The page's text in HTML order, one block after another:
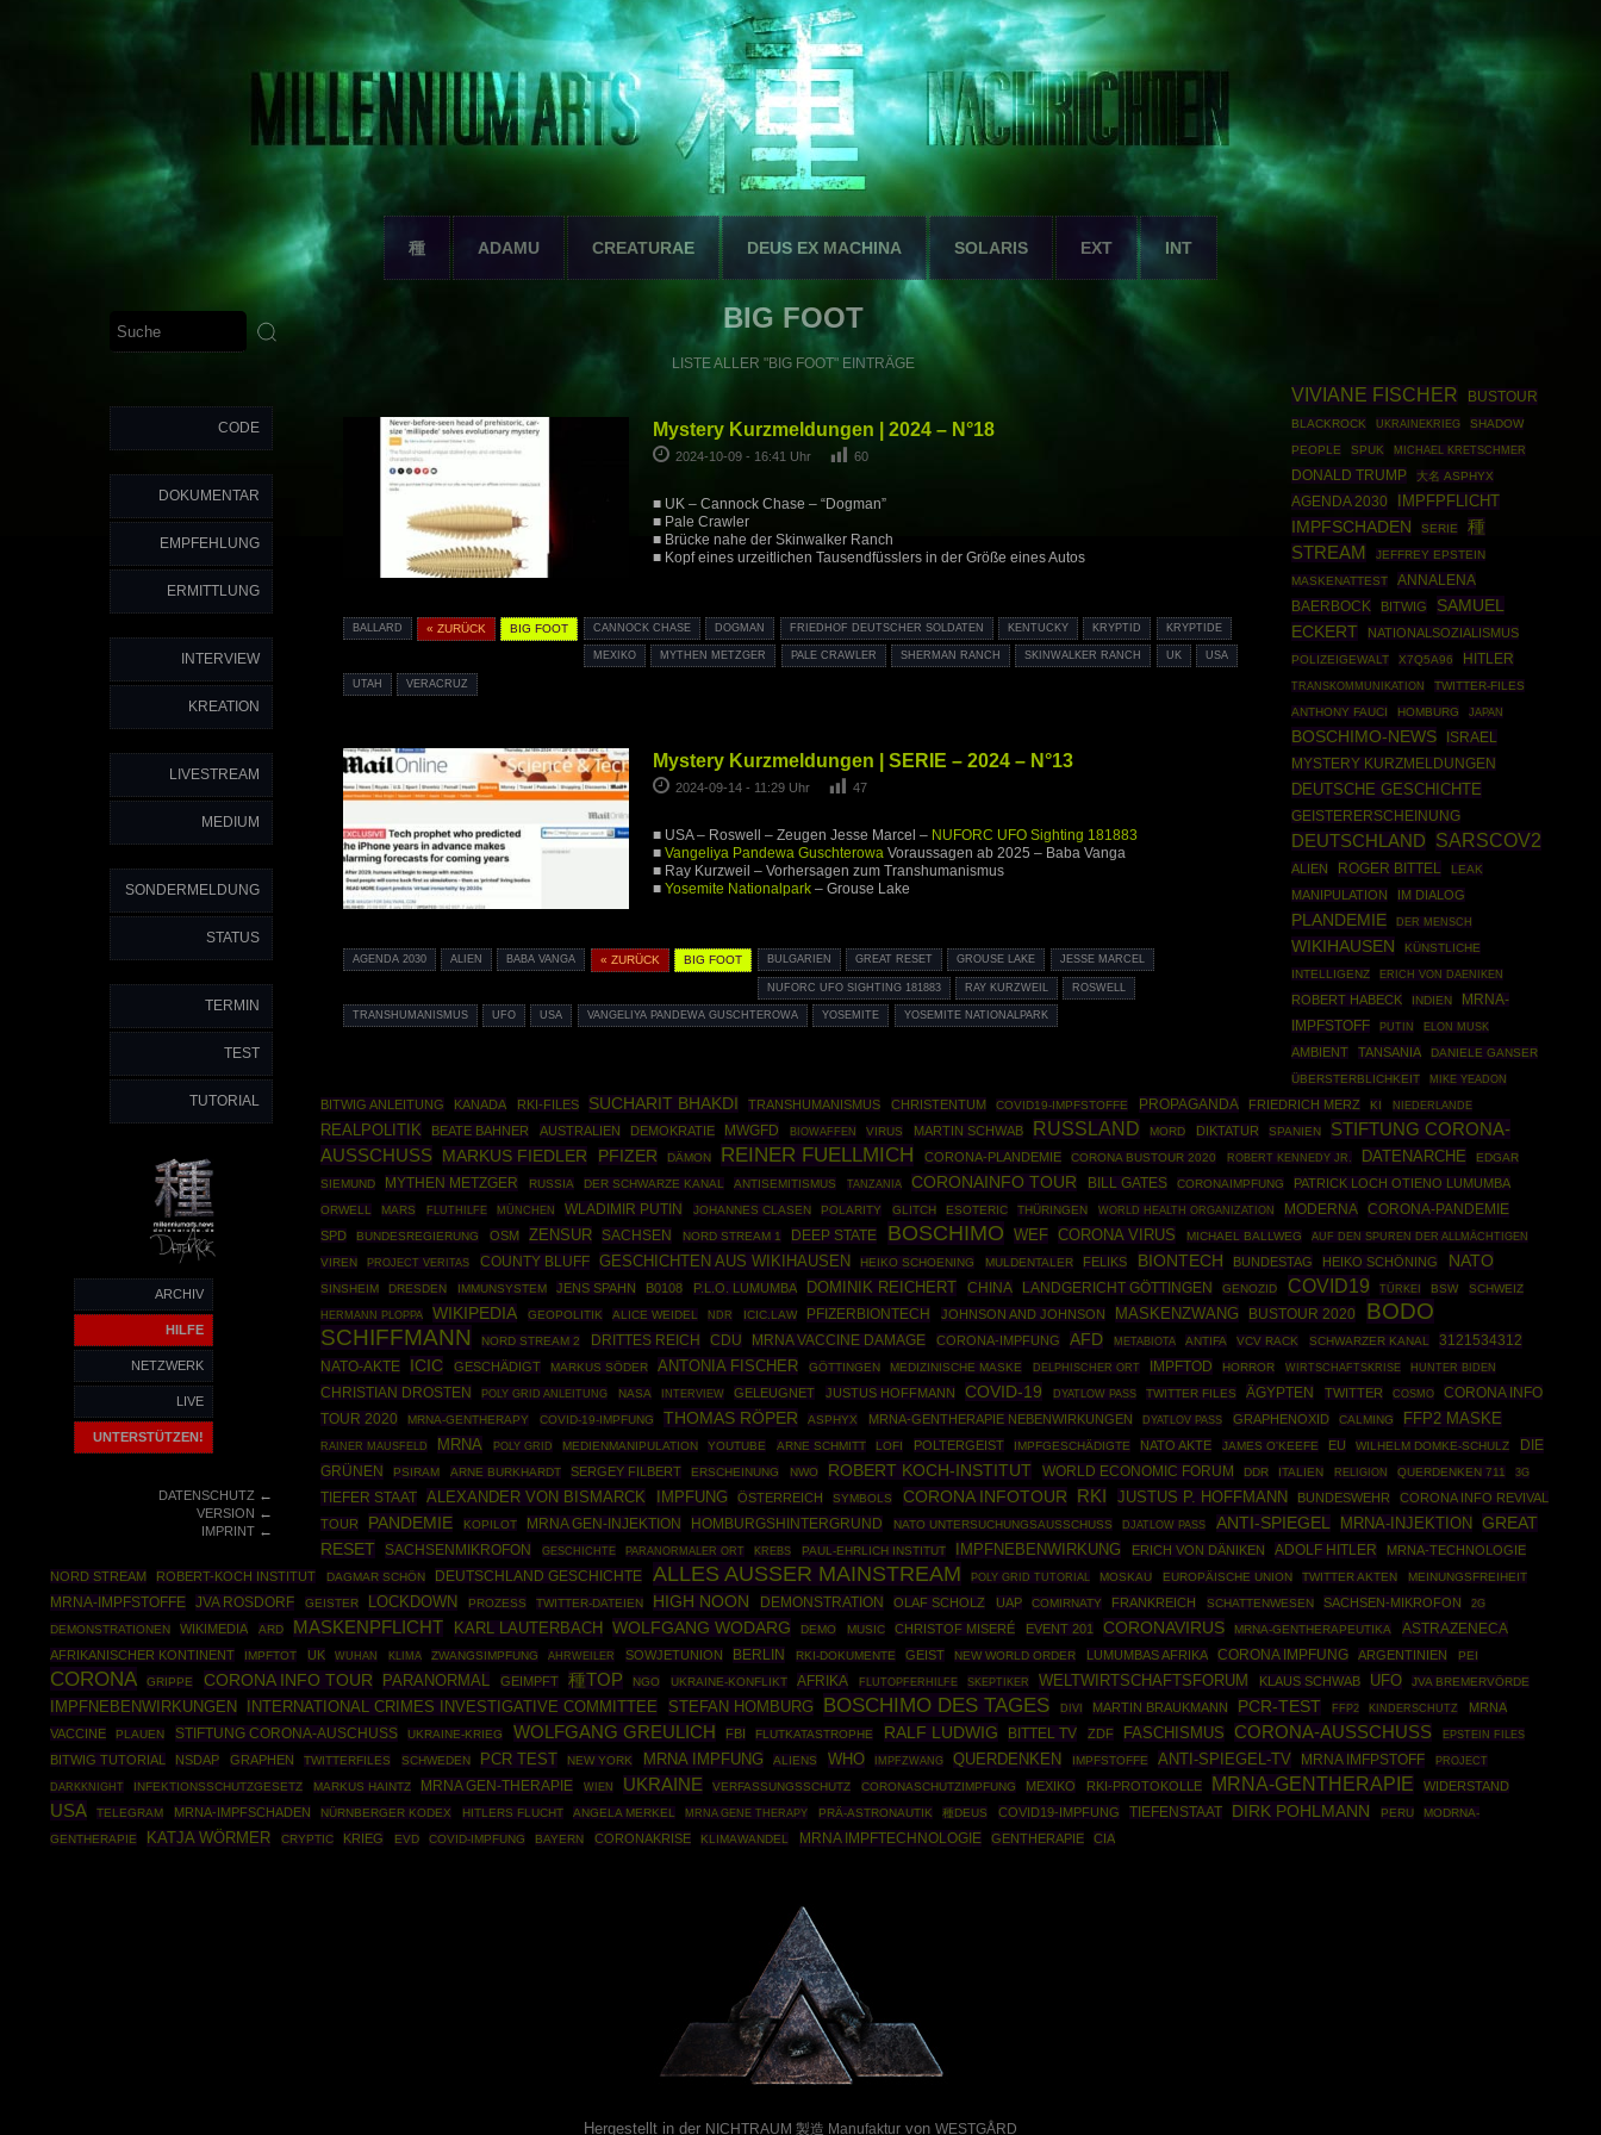
種 ADAMU CREATURAE DEUS EX MACHINA SOLARIS EXT INT
CODE
DOKUMENTAR
EMPFEHLUNG
ERMITTLUNG
INTERVIEW
KREATION
LIVESTREAM
MEDIUM
SONDERMELDUNG
STATUS
TERMIN
TEST
TUTORIAL
ARCHIV
HILFE
NETZWERK
LIVE
UNTERSTÜTZEN!
DATENSCHUTZ←
VERSION ←
IMPRINT←
BIG FOOT
LISTE ALLER "BIG FOOT" EINTRÄGE
Mystery Kurzmeldungen | 2024 – N°18
2024-10-09 - 16:41 Uhr 60
■ UK – Cannock Chase – “Dogman”
■ Pale Crawler
■ Brücke nahe der Skinwalker Ranch
■ Kopf eines urzeitlichen Tausendfüsslers in der Größe eines Autos
BALLARD « ZURÜCK BIG FOOT CANNOCK CHASE DOGMAN FRIEDHOF DEUTSCHER SOLDATEN KENTUCKY KRYPTID KRYPTIDE
MEXIKO MYTHEN METZGER PALE CRAWLER SHERMAN RANCH SKINWALKER RANCH UK USA
UTAH VERACRUZ
Mystery Kurzmeldungen | SERIE – 2024 – N°13
2024-09-14 - 11:29 Uhr 47
■ USA – Roswell – Zeugen Jesse Marcel – NUFORC UFO Sighting 181883
■ Vangeliya Pandewa GuschterowaVoraussagen ab 2025 – Baba Vanga
■ Ray Kurzweil – Vorhersagen zum Transhumanismus
■ Yosemite Nationalpark– Grouse Lake
AGENDA 2030 ALIEN BABA VANGA « ZURÜCK BIG FOOT BULGARIEN GREAT RESET GROUSE LAKE JESSE MARCEL
NUFORC UFO SIGHTING 181883 RAY KURZWEIL ROSWELL
TRANSHUMANISMUS UFO USA VANGELIYA PANDEWA GUSCHTEROWA YOSEMITE YOSEMITE NATIONALPARK
VIVIANE FISCHER BUSTOUR
BLACKROCK UKRAINEKRIEG
SHADOW
PEOPLE
SPUK MICHAEL KRETSCHMER
DONALD TRUMP 大名 ASPHYX
AGENDA 2030 IMPFPFLICHT
IMPFSCHADEN SERIE
種
STREAM
JEFFREY EPSTEIN
MASKENATTEST
ANNALENA
BAERBOCK
BITWIG
SAMUEL
ECKERT
NATIONALSOZIALISMUS
POLIZEIGEWALT X7Q5A96 HITLER
TRANSKOMMUNIKATION
TWITTER-FILES
ANTHONY FAUCI
HOMBURG JAPAN
BOSCHIMO-NEWS ISRAEL
MYSTERY KURZMELDUNGEN
DEUTSCHE GESCHICHTE
GEISTERERSCHEINUNG
DEUTSCHLAND SARSCOV2
ALIEN ROGER BITTEL LEAK
MANIPULATION IM DIALOG
PLANDEMIE DER MENSCH
WIKIHAUSEN
KÜNSTLICHE
INTELLIGENZ
ERICH VON DAENIKEN
ROBERT HABECK INDIEN
MRNA-
IMPFSTOFF
PUTIN ELON MUSK
AMBIENT TANSANIA
DANIELE GANSER
ÜBERSTERBLICHKEIT
MIKE YEADON
BITWIG ANLEITUNG KANADA RKI-FILES SUCHARIT BHAKDI TRANSHUMANISMUS CHRISTENTUM COVID19-IMPFSTOFFE PROPAGANDA FRIEDRICH MERZ KI NIEDERLANDE
REALPOLITIK BEATE BAHNER AUSTRALIEN DEMOKRATIE MWGFD BIOWAFFEN VIRUS MARTIN SCHWAB RUSSLAND MORD DIKTATUR SPANIEN
STIFTUNG CORONA-
AUSSCHUSS
MARKUS FIEDLER PFIZER DÄMON REINER FUELLMICH CORONA-PLANDEMIE CORONA BUSTOUR 2020 ROBERT KENNEDY JR. DATENARCHE
EDGAR
SIEMUND
MYTHEN METZGER RUSSIA DER SCHWARZE KANAL ANTISEMITISMUS TANZANIA CORONAINFO TOUR BILL GATES CORONAIMPFUNG PATRICK LOCH OTIENO LUMUMBA
ORWELL MARS FLUTHILFE MÜNCHEN WLADIMIR PUTIN JOHANNES CLASEN POLARITY GLITCH ESOTERIC THÜRINGEN WORLD HEALTH ORGANIZATION MODERNA CORONA-PANDEMIE
SPD BUNDESREGIERUNG OSM ZENSUR SACHSEN NORD STREAM 1 DEEP STATE BOSCHIMO WEF CORONA VIRUS MICHAEL BALLWEG AUF DEN SPUREN DER ALLMÄCHTIGEN
VIREN PROJECT VERITAS COUNTY BLUFF GESCHICHTEN AUS WIKIHAUSEN HEIKO SCHOENING MULDENTALER FELIKS BIONTECH BUNDESTAG HEIKO SCHÖNING NATO
SINSHEIM DRESDEN IMMUNSYSTEM JENS SPAHN B0108 P.L.O. LUMUMBA DOMINIK REICHERT CHINA LANDGERICHT GÖTTINGEN GENOZID COVID19 TÜRKEI BSW
SCHWEIZ
HERMANN PLOPPA
WIKIPEDIA GEOPOLITIK ALICE WEIDEL NDR ICIC.LAW PFIZERBIONTECH JOHNSON AND JOHNSON MASKENZWANG BUSTOUR 2020
BODO
SCHIFFMANN
NORD STREAM 2 DRITTES REICH CDU MRNA VACCINE DAMAGE CORONA-IMPFUNG AFD METABIOTA ANTIFA VCV RACK SCHWARZER KANAL 3121534312
NATO-AKTE ICIC GESCHÄDIGT MARKUS SÖDER ANTONIA FISCHER GÖTTINGEN MEDIZINISCHE MASKE DELPHISCHER ORT IMPFTOD HORROR WIRTSCHAFTSKRISE HUNTER BIDEN
CHRISTIAN DROSTEN POLY GRID ANLEITUNG NASA INTERVIEW GELEUGNET JUSTUS HOFFMANN COVID-19 DYATLOW PASS TWITTER FILES ÄGYPTEN TWITTER COSMO
CORONA INFO
TOUR 2020
MRNA-GENTHERAPY COVID-19-IMPFUNG THOMAS RÖPER ASPHYX MRNA-GENTHERAPIE NEBENWIRKUNGEN DYATLOV PASS GRAPHENOXID CALMING FFP2 MASKE
RAINER MAUSFELD MRNA POLY GRID MEDIENMANIPULATION YOUTUBE ARNE SCHMITT LOFI POLTERGEIST IMPFGESCHÄDIGTE NATO AKTE JAMES O'KEEFE EU WILHELM DOMKE-SCHULZ
DIE
GRÜNEN
PSIRAM ARNE BURKHARDT SERGEY FILBERT ERSCHEINUNG NWO ROBERT KOCH-INSTITUT WORLD ECONOMIC FORUM DDR ITALIEN RELIGION QUERDENKEN 711 3G
TIEFER STAAT ALEXANDER VON BISMARCK IMPFUNG ÖSTERREICH SYMBOLS CORONA INFOTOUR RKI JUSTUS P. HOFFMANN BUNDESWEHR
CORONA INFO REVIVAL
TOUR
PANDEMIE KOPILOT MRNA GEN-INJEKTION HOMBURGSHINTERGRUND NATO UNTERSUCHUNGSAUSSCHUSS DJATLOW PASS ANTI-SPIEGEL MRNA-INJEKTION
GREAT
RESET
SACHSENMIKROFON GESCHICHTE PARANORMALER ORT KREBS PAUL-EHRLICH INSTITUT IMPFNEBENWIRKUNG ERICH VON DÄNIKEN ADOLF HITLER
MRNA-TECHNOLOGIE
NORD STREAM
ROBERT-KOCH INSTITUT DAGMAR SCHÖN DEUTSCHLAND GESCHICHTE ALLES AUSSER MAINSTREAM POLY GRID TUTORIAL MOSKAU EUROPÄISCHE UNION TWITTER AKTEN MEINUNGSFREIHEIT
MRNA-IMPFSTOFFE JVA ROSDORF GEISTER LOCKDOWN PROZESS TWITTER-DATEIEN HIGH NOON DEMONSTRATION OLAF SCHOLZ UAP COMIRNATY FRANKREICH SCHATTENWESEN SACHSEN-MIKROFON 2G
DEMONSTRATIONEN WIKIMEDIA ARD MASKENPFLICHT KARL LAUTERBACH WOLFGANG WODARG DEMO MUSIC CHRISTOF MISERÉ EVENT 201 CORONAVIRUS MRNA-GENTHERAPEUTIKA ASTRAZENECA
AFRIKANISCHER KONTINENT IMPFTOT UK WUHAN KLIMA ZWANGSIMPFUNG AHRWEILER SOWJETUNION BERLIN RKI-DOKUMENTE GEIST NEW WORLD ORDER LUMUMBAS AFRIKA CORONA IMPFUNG ARGENTINIEN PEI
CORONA GRIPPE CORONA INFO TOUR PARANORMAL GEIMPFT 種TOP NGO UKRAINE-KONFLIKT AFRIKA FLUTOPFERHILFE SKEPTIKER WELTWIRTSCHAFTSFORUM KLAUS SCHWAB UFO JVA BREMERVÖRDE
IMPFNEBENWIRKUNGEN INTERNATIONAL CRIMES INVESTIGATIVE COMMITTEE STEFAN HOMBURG BOSCHIMO DES TAGES DIVI MARTIN BRAUKMANN PCR-TEST FFP2 KINDERSCHUTZ
MRNA
VACCINE
PLAUEN STIFTUNG CORONA-AUSCHUSS UKRAINE-KRIEG WOLFGANG GREULICH FBI FLUTKATASTROPHE RALF LUDWIG BITTEL TV ZDF FASCHISMUS CORONA-AUSSCHUSS EPSTEIN FILES
BITWIG TUTORIAL NSDAP GRAPHEN TWITTERFILES SCHWEDEN PCR TEST NEW YORK MRNA IMPFUNG ALIENS WHO IMPFZWANG QUERDENKEN IMPFSTOFFE ANTI-SPIEGEL-TV MRNA IMFPSTOFF
PROJECT
DARKKNIGHT
INFEKTIONSSCHUTZGESETZ MARKUS HAINTZ MRNA GEN-THERAPIE WIEN UKRAINE VERFASSUNGSSCHUTZ CORONASCHUTZIMPFUNG MEXIKO RKI-PROTOKOLLE MRNA-GENTHERAPIE WIDERSTAND
USA TELEGRAM MRNA-IMPFSCHADEN NÜRNBERGER KODEX HITLERS FLUCHT ANGELA MERKEL MRNA GENE THERAPY PRÄ-ASTRONAUTIK 種DEUS COVID19-IMPFUNG TIEFENSTAAT DIRK POHLMANN PERU
MODRNA-
GENTHERAPIE
KATJA WÖRMER CRYPTIC KRIEG EVD COVID-IMPFUNG BAYERN CORONAKRISE KLIMAWANDEL MRNA IMPFTECHNOLOGIE GENTHERAPIE CIA
Hergestellt in der NICHTRAUM 製造 Manufaktur von WESTGÅRD
Powered By :